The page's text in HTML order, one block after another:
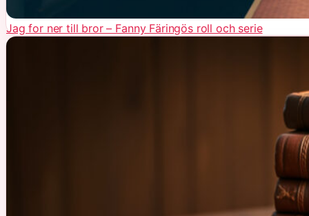
Jag for ner till bror – Fanny Färingös roll och serie